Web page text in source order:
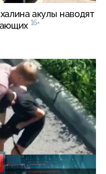
акулы наводят
16+